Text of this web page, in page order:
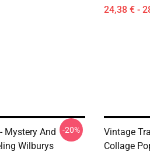
24,38 € -
Mystery And
Wilburys
-20%
Vintage
Collage